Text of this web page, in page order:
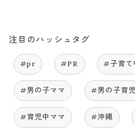
注目のハッシュタグ
#pr #PR #子育て
#男の子ママ #男の子育児
#育児中ママ #沖縄